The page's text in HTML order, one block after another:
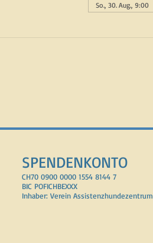
So., 30. Aug., 9:00
SPENDENKONTO
CH70 0900 0000 1554 8144 7
BIC POFICHBEXXX
Inhaber: Verein Assistenzhundezentrum